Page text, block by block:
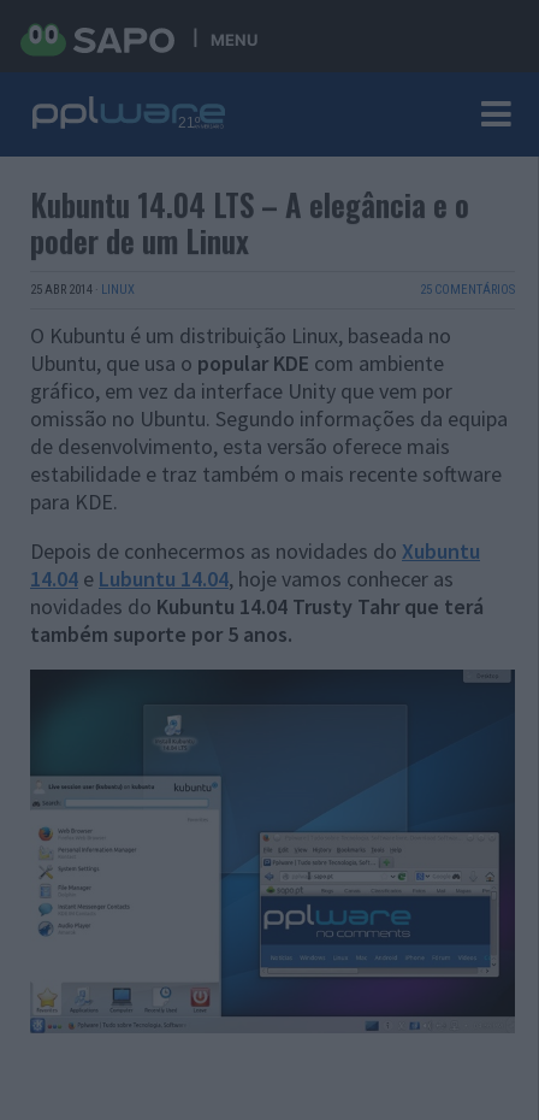
MENU
Kubuntu 14.04 LTS – A elegância e o
poder de um Linux
25 ABR 2014 · LINUX 25 COMENTÁRIOS
O Kubuntu é um distribuição Linux, baseada no
Ubuntu, que usa o popular KDE com ambiente
gráfico, em vez da interface Unity que vem por
omissão no Ubuntu. Segundo informações da equipa
de desenvolvimento, esta versão oferece mais
estabilidade e traz também o mais recente software
para KDE.
Depois de conhecermos as novidades do Xubuntu
14.04 e Lubuntu 14.04, hoje vamos conhecer as
novidades do Kubuntu 14.04 Trusty Tahr que terá
também suporte por 5 anos.